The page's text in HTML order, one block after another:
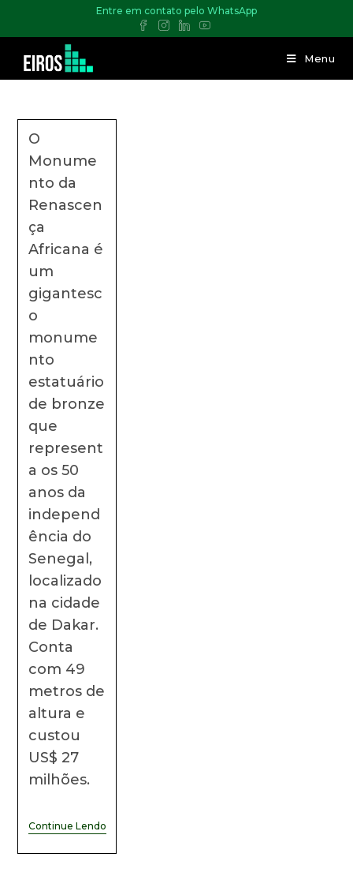
Entre em contato pelo WhatsApp
Menu
O
Monume
nto da
Renascen
ça
Africana é
um
gigantesc
o
monume
nto
estatuário
de bronze
que
represent
a os 50
anos da
independ
ência do
Senegal,
localizado
na cidade
de Dakar.
Conta
com 49
metros de
altura e
custou
US$ 27
milhões.
Continue Lendo